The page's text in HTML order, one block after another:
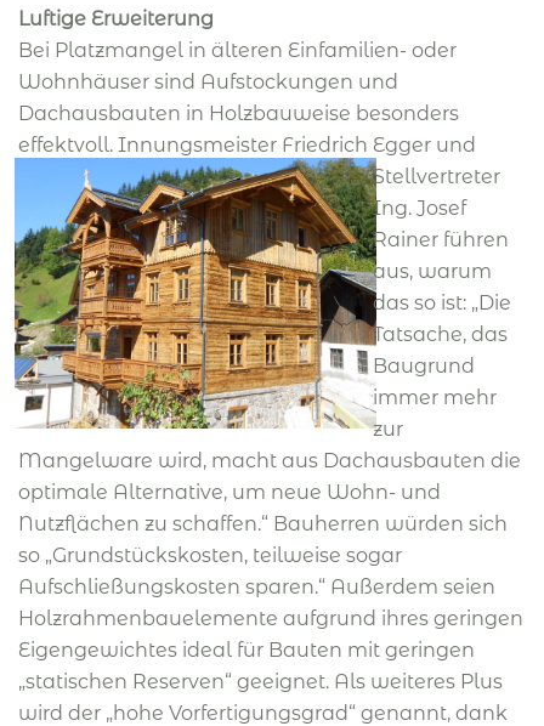
Luftige Erweiterung
Bei Platzmangel in älteren Einfamilien- oder
Wohnhäuser sind Aufstockungen und
Dachausbauten in Holzbauweise besonders
effektvoll. Innungsmeister Friedrich Egger und
Stellvertreter
Ing. Josef
Rainer führen
aus, warum
das so ist: „Die
Tatsache, das
Baugrund
immer mehr
zur
Mangelware wird, macht aus Dachausbauten die
optimale Alternative, um neue Wohn- und
Nutzflächen zu schaffen.“ Bauherren würden sich
so „Grundstückskosten, teilweise sogar
Aufschließungskosten sparen.“ Außerdem seien
Holzrahmenbauelemente aufgrund ihres geringen
Eigengewichtes ideal für Bauten mit geringen
„statischen Reserven“ geeignet. Als weiteres Plus
wird der „hohe Vorfertigungsgrad“ genannt, dank